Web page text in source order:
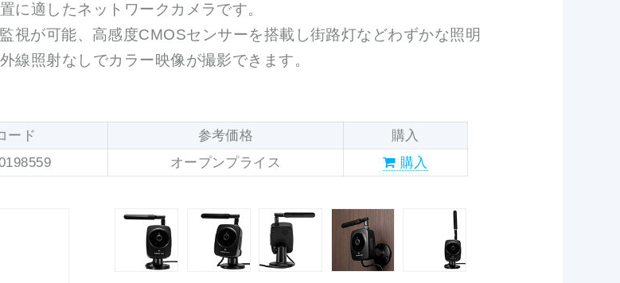
に適したネットワークカメラです。
視が可能、高感度CMOSセンサーを搭載し街路灯などわずかな照明
線照射なしでカラー映像が撮影できます。
ード 参考価格
購入
オープンプライス 購入